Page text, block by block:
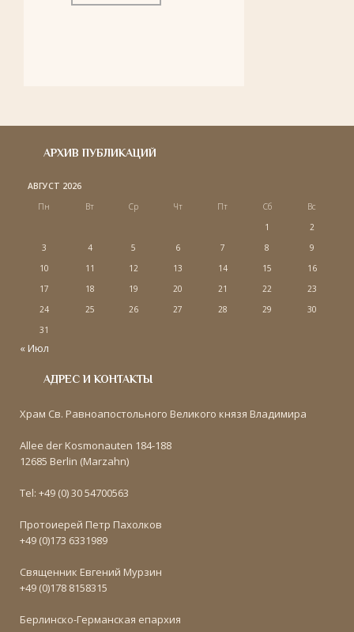
АРХИВ ПУБЛИКАЦИЙ
АВГУСТ 2026
Пн
Вт Ср Чт Пт Сб
Вс
1
2
3
4 5 6 7 8
9
10
11 12 13 14 15
16
17
18 19 20 21 22
23
24
25 26 27 28 29
30
31
« Июл
АДРЕС И КОНТАКТЫ
Храм Св. Равноапостольного Великого князя Владимира
Allee der Kosmonauten 184-188
12685 Berlin (Marzahn)
Tel: +49 (0) 30 54700563
Протоиерей Петр Пахолков
+49 (0)173 6331989
Священник Евгений Мурзин
+49 (0)178 8158315
Берлинско-Германская епархия